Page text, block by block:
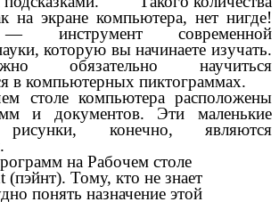
на экране компьютера, нет нигде!
инструмент современной
которую вы начинаете изучать.
обязательно научиться
в компьютерных пиктограммах.
столе компьютера расположены
и документов. Эти маленькие
рисунки, конечно, являются
на Рабочем столе
(пэйнт). Тому, кто не знает
понять назначение этой